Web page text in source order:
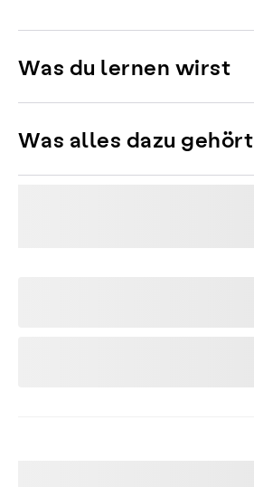
Was du lernen wirst
Was alles dazu gehört